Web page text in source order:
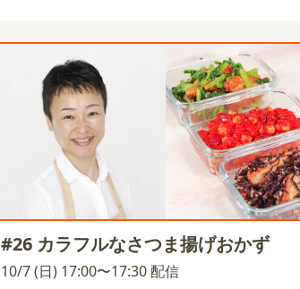
#26 カラフルなさつま揚げおかず
10/7 (日) 17:00〜17:30 配信